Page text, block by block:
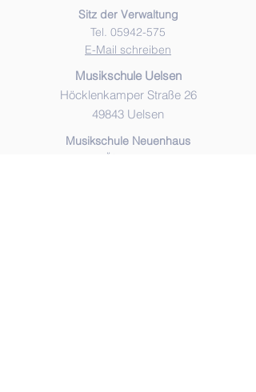
Sitz der Verwaltung
Tel. 05942-575
E-Mail schreiben
Musikschule Uelsen
Höcklenkamper Straße 26
49843 Uelsen
Musikschule Neuenhaus
Ölweg 26